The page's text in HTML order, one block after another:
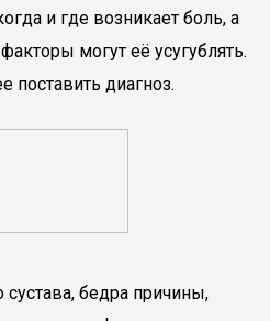
и где возникает боль, а
могут её усугублять.
поставить диагноз.
бедра причины,